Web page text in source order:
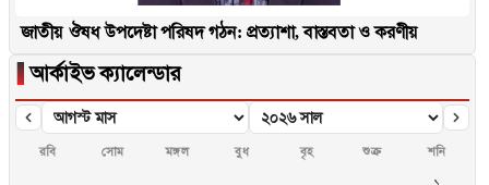
জাতীয় ঔষধ উপদেষ্টা পরিষদ গঠন: প্রত্যাশা, বাস্তবতা ও করণীয়
▐আর্কাইভ ক্যালেন্ডার
রবি সোম মঙ্গল বুধ বৃহ শুক্র
শনি